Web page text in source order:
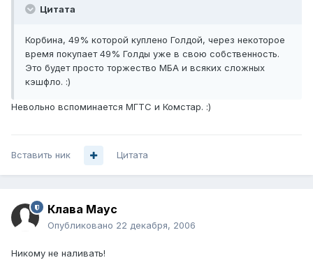
Цитата
Корбина, 49% которой куплено Голдой, через некоторое
время покупает 49% Голды уже в свою собственность.
Это будет просто торжество МБА и всяких сложных
кэшфло. :)
Невольно вспоминается МГТС и Комстар. :)
Вставить ник Цитата
Клава Маус
Опубликовано 22 декабря, 2006
Никому не наливать!